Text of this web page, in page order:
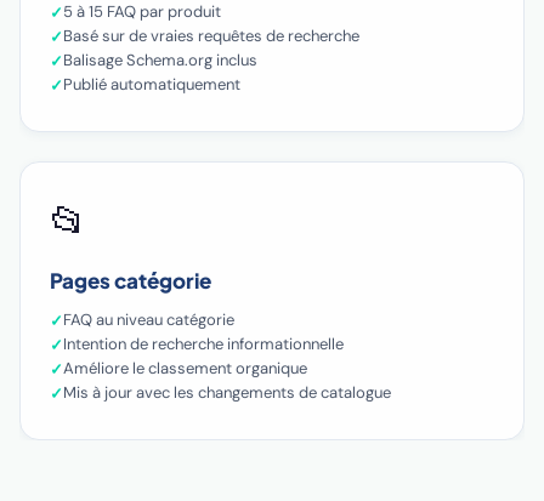
5 à 15 FAQ par produit
Basé sur de vraies requêtes de recherche
Balisage Schema.org inclus
Publié automatiquement
📂
Pages catégorie
FAQ au niveau catégorie
Intention de recherche informationnelle
Améliore le classement organique
Mis à jour avec les changements de catalogue